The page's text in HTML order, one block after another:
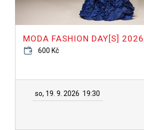
MODA FASHION DAY[S] 2026
600 Kč
so, 19. 9. 2026 19:30